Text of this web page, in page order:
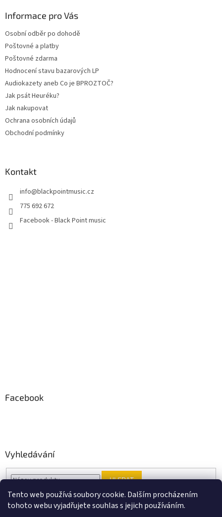
Tento web používá soubory cookie. Dalším procházením
tohoto webu vyjadřujete souhlas s jejich používáním.
Informace pro Vás
Osobní odběr po dohodě
Poštovné a platby
Poštovné zdarma
Hodnocení stavu bazarových LP
Audiokazety aneb Co je BPROZTOČ?
Jak psát Heuréku?
Jak nakupovat
Ochrana osobních údajů
Obchodní podmínky
Kontakt
info@blackpointmusic.cz
775 692 672
Facebook - Black Point music
Facebook
Vyhledávání
HLEDAT